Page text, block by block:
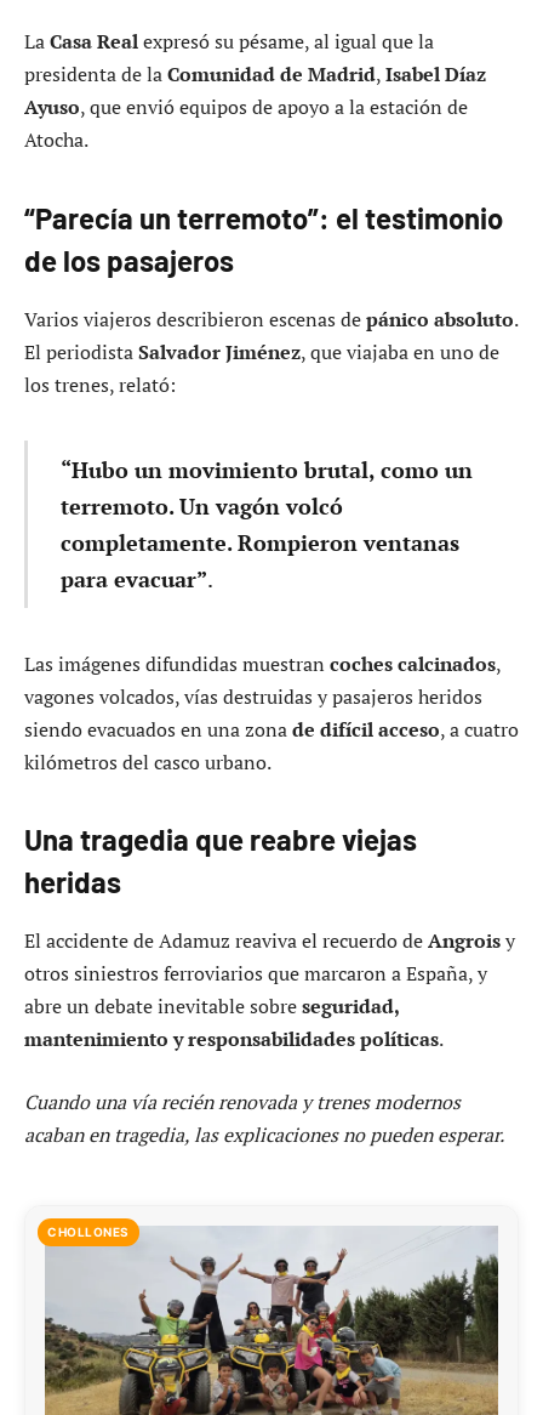
LaCasa Realexpresó su pésame, al igual que la
presidenta de laComunidad de Madrid,Isabel Díaz
Ayuso, que envió equipos de apoyo a la estación de
Atocha.
“Parecía un terremoto”: el testimonio
de los pasajeros
Varios viajeros describieron escenas depánico absoluto.
El periodistaSalvador Jiménez, que viajaba en uno de
los trenes, relató:
“Hubo un movimiento brutal, como un
terremoto. Un vagón volcó
completamente. Rompieron ventanas
para evacuar”.
Las imágenes difundidas muestran coches calcinados,
vagones volcados, vías destruidas y pasajeros heridos
siendo evacuados en una zonade difícil acceso, a cuatro
kilómetros del casco urbano.
Una tragedia que reabre viejas
heridas
El accidente de Adamuz reaviva el recuerdo deAngroisy
otros siniestros ferroviarios que marcaron a España, y
abre un debate inevitable sobreseguridad,
mantenimiento y responsabilidades políticas.
Cuando una vía recién renovada y trenes modernos
acaban en tragedia, las explicaciones no pueden esperar.
CHOLLONES